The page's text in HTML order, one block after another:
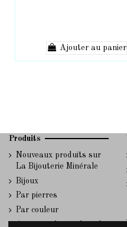
Ajouter au panier
Produits
Nouveaux produits sur
La Bijouterie Minérale
Bijoux
Par pierres
Par couleur